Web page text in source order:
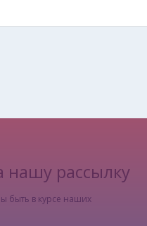
рассылку
быть в курсе наших